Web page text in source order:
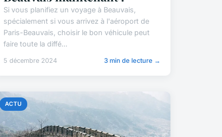
Si vous planifiez un voyage à Beauvais,
spécialement si vous arrivez à l'aéroport de
Paris-Beauvais, choisir le bon véhicule peut
faire toute la diffé...
5 décembre 2024 3 min de lecture →
ACTU